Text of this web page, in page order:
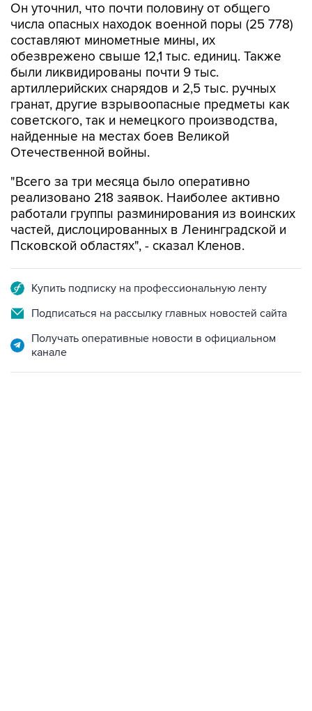
Он уточнил, что почти половину от общего
числа опасных находок военной поры (25 778)
составляют минометные мины, их
обезврежено свыше 12,1 тыс. единиц. Также
были ликвидированы почти 9 тыс.
артиллерийских снарядов и 2,5 тыс. ручных
гранат, другие взрывоопасные предметы как
советского, так и немецкого производства,
найденные на местах боев Великой
Отечественной войны.
"Всего за три месяца было оперативно
реализовано 218 заявок. Наиболее активно
работали группы разминирования из воинских
частей, дислоцированных в Ленинградской и
Псковской областях", - сказал Кленов.
Купить подписку на профессиональную ленту
Подписаться на рассылку главных новостей сайта
Получать оперативные новости в официальном
канале